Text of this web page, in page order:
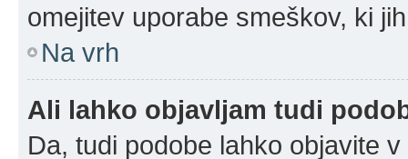
omejitev uporabe smeškov, ki
Na vrh
Ali lahko objavljam tudi
Da, tudi podobe lahko objavite